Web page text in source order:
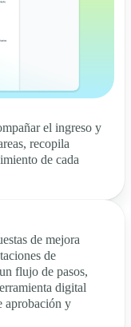
el ingreso y
recopila
de cada
de mejora
de
flujo de pasos,
digital
aprobación y